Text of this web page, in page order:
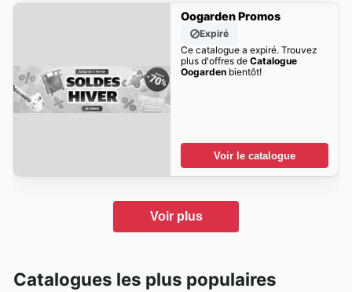
Oogarden Promos
Expiré
Ce catalogue a expiré. Trouvez
plus d'offres de Catalogue
Oogardenbientôt!
Voir le catalogue
Voir plus
Catalogues les plus populaires